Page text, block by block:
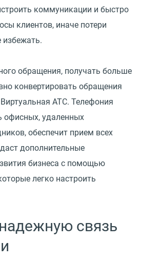
коммуникации и быстро
клиентов, иначе потери
избежать.
обращения, получать больше
конвертировать обращения
АТС. Телефония
офисных, удаленных
обеспечит прием всех
дополнительные
бизнеса с помощью
легко настроить
связь